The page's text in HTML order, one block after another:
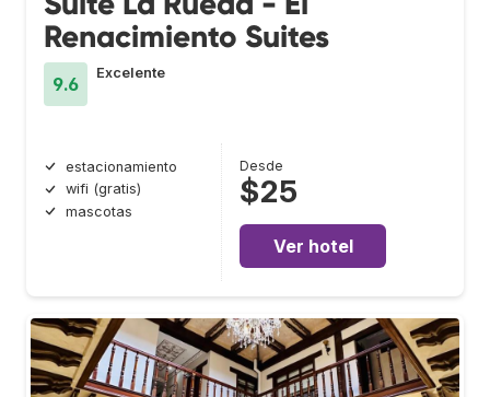
Renacimiento Suites
9.6
Excelente
estacionamiento
wifi (gratis)
mascotas
Desde
$25
Ver hotel